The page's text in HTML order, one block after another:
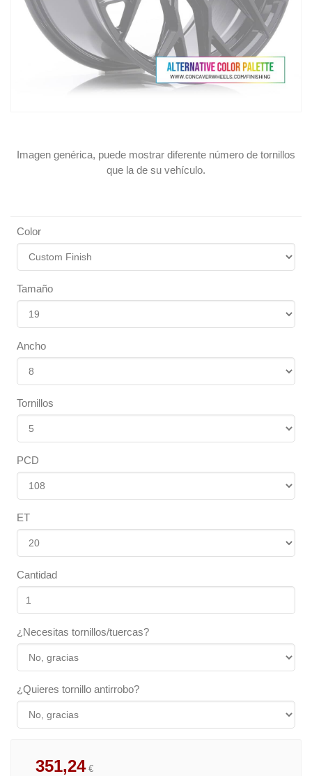
Imagen genérica, puede mostrar diferente número de tornillos
que la de su vehículo.
Color
Tamaño
Ancho
Tornillos
PCD
ET
Cantidad
¿Necesitas tornillos/tuercas?
¿Quieres tornillo antirrobo?
351,24 €